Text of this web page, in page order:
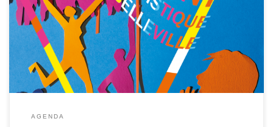
Elles marchent
AGENDA